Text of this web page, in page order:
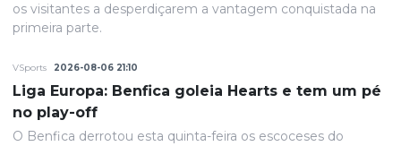
os visitantes a desperdiçarem a vantagem conquistada na
primeira parte.
VSports 2026-08-06 21:10
Liga Europa: Benfica goleia Hearts e tem um pé
no play-off
O Benfica derrotou esta quinta-feira os escoceses do